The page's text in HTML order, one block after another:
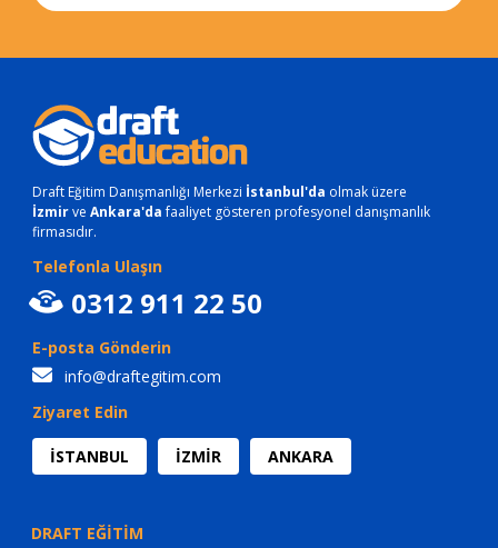
Draft Eğitim Danışmanlığı Merkezi İstanbul'da olmak üzere
İzmirve Ankara'dafaaliyet gösteren profesyonel danışmanlık
firmasıdır.
Telefonla Ulaşın
0312 911 22 50
E-posta Gönderin
info@draftegitim.com
Ziyaret Edin
İSTANBUL İZMİR ANKARA
DRAFT EĞİTİM